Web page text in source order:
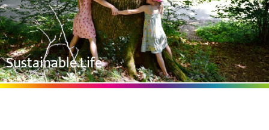
Sustainable.Life